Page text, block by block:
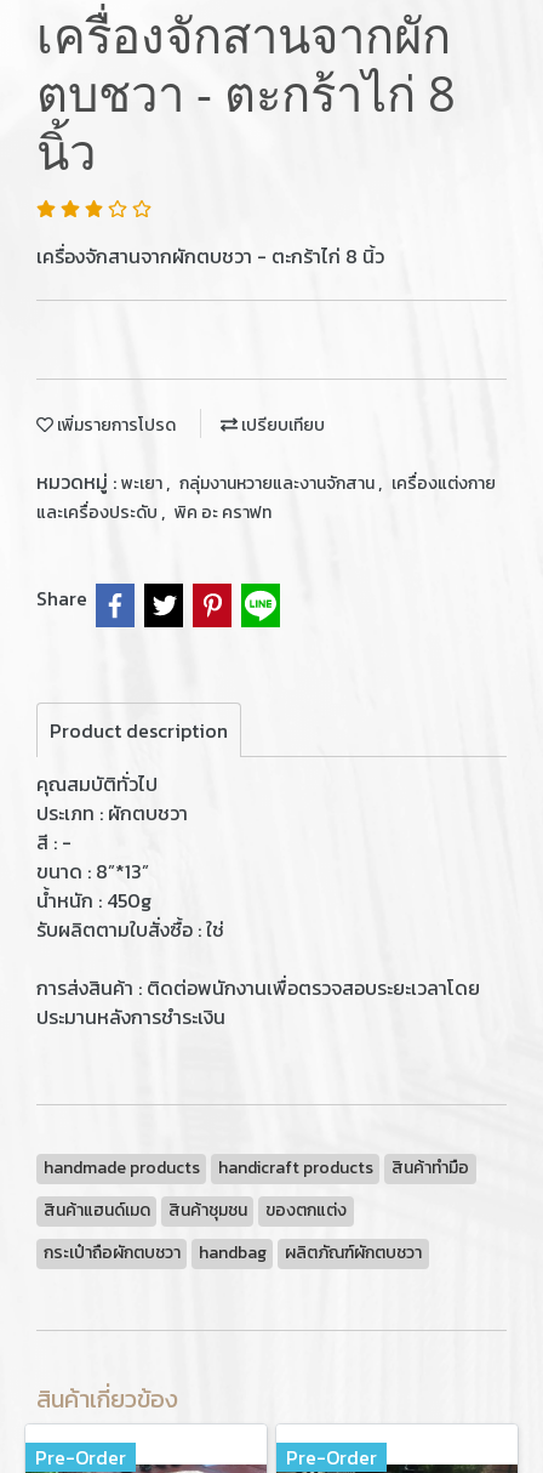
เครื่องจักสานจากผัก
ตบชวา - ตะกร้าไก่ 8
นิ้ว
เครื่องจักสานจากผักตบชวา - ตะกร้าไก่ 8 นิ้ว
เพิ่มรายการโปรด เปรียบเทียบ
หมวดหมู่ :พะเยา, กลุ่มงานหวายและงานจักสาน, เครื่องแต่งกาย
และเครื่องประดับ , พิค อะ คราฟท
Share
Product description
คุณสมบัติทั่วไป
ประเภท : ผักตบชวา
สี : -
ขนาด : 8”*13”
น้ำหนัก : 450g
รับผลิตตามใบสั่งซื้อ : ใช่
การส่งสินค้า : ติดต่อพนักงานเพื่อตรวจสอบระยะเวลาโดย
ประมานหลังการชำระเงิน
handmade products handicraft products
สินค้าทำมือ
สินค้าแฮนด์เมด
สินค้าชุมชน
ของตกแต่ง
กระเป๋าถือผักตบชวา
handbag ผลิตภัณฑ์ผักตบชวา
สินค้าเกี่ยวข้อง
Pre-Order Pre-Order